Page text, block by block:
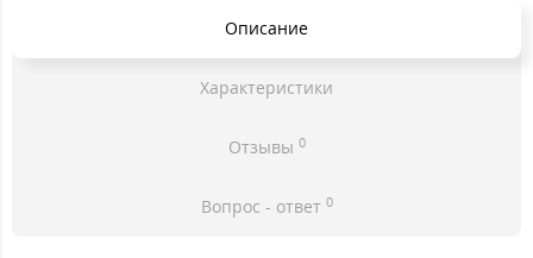
Описание
Характеристики
Отзывы 0
Вопрос - ответ 0